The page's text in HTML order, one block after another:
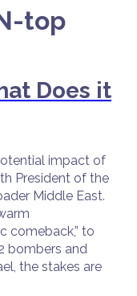
top
Does it
impact of
President of the
Middle East.
comeback,” to
bombers and
the stakes are